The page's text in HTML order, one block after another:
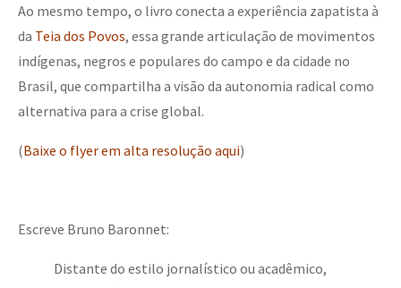
Ao mesmo tempo, o livro conecta a experiência zapatista à
da Teia dos Povos, essa grande articulação de movimentos
indígenas, negros e populares do campo e da cidade no
Brasil, que compartilha a visão da autonomia radical como
alternativa para a crise global.
(Baixe o flyer em alta resolução aqui)
Escreve Bruno Baronnet:
Distante do estilo jornalístico ou acadêmico,